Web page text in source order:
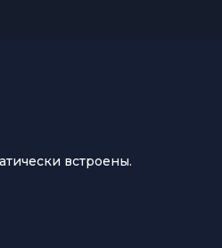
встроены.